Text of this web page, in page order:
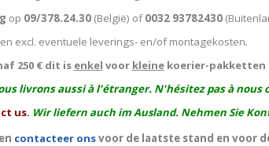
op 09/378.24.30(België) of0032 93782430
en excl. eventuele leverings- en/of montagekosten.
250 € dit is enkel voor kleinekoerier-pakketten
livrons aussi à l'étranger. N'hésitez pas à nous
us. Wir liefern auch im Ausland. Nehmen Sie
contacteer onsvoor de laatste stand en voor